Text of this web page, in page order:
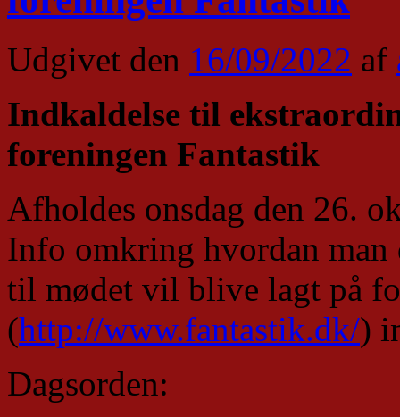
Udgivet den 16/09/2022 af
Indkaldelse til
foreningen Fantastik
Afholdes onsdag den 26.
Info omkring hvordan
til mødet vil blive lagt på
(http://www.fantastik.dk/)
Dagsorden: